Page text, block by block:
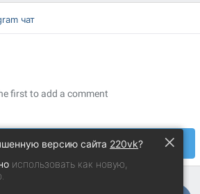
×
версию сайта 220vk?
использовать как новую,
чат